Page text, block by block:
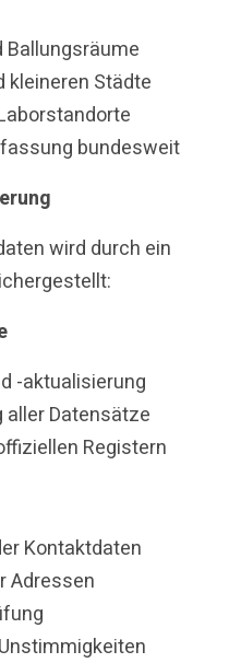
kleineren Städte
bundesweit
wird durch ein
-aktualisierung
Datensätze
Registern
Kontaktdaten
Adressen